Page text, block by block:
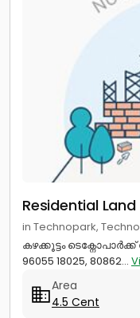
Residential
in Technopark,
കഴക്കൂട്ടം
96055 18025, 80862...
Area
4.5 Cent